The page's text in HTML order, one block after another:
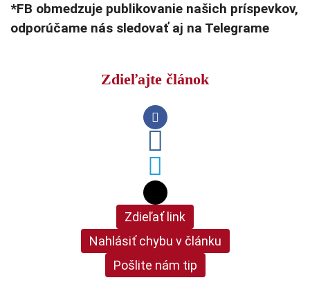
*FB obmedzuje publikovanie našich príspevkov,
odporúčame nás sledovať aj na Telegrame
Zdieľajte článok
Zdieľať link
Nahlásiť chybu v článku
Pošlite nám tip